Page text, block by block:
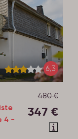
6,3
480 €
347 €
4 -